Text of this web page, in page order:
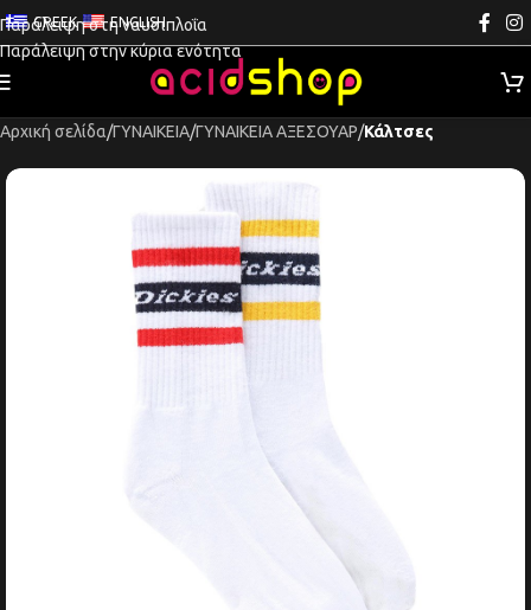
Παράλειψη στη ναυσιπλοΐα
Παράλειψη στην κύρια ενότητα
GREEK ENGLISH
Αρχική σελίδα ΓΥΝΑΙΚΕΙΑ ΓΥΝΑΙΚΕΙΑ ΑΞΕΣΟΥΑΡ Κάλτσες